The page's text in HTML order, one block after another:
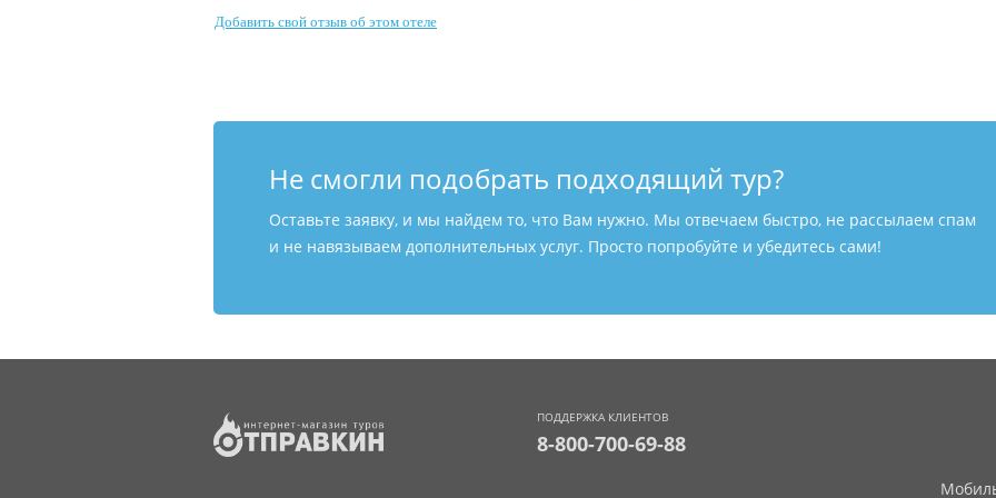
Добавить свой отзыв об этом отеле
Не смогли подобрать подходящий тур?
Оставьте заявку, и мы найдем то, что Вам нужно. Мы отвечаем быстро, не рассылаем спам
и не навязываем дополнительных услуг. Просто попробуйте и убедитесь сами!
ПОДДЕРЖКА КЛИЕНТОВ
8-800-700-69-88